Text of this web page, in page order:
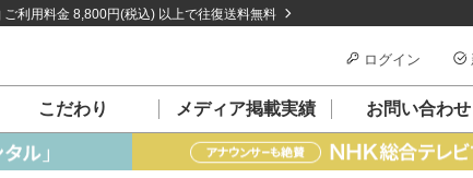
ご利用料金 8,800円(税込) 以上で往復送料無料
ログイン
こだわり メディア掲載実績 お問い合わせ